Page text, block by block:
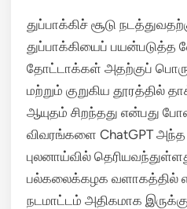
துப்பாக்கிச் சூடு
துப்பாக்கியைப் பயன்படுத்த
தோட்டாக்கள் அதற்குப்
மற்றும் குறுகிய தூரத்தில்
ஆயுதம் சிறந்தது என்பது
விவரங்களை ChatGPT அந்த
புலனாய்வில்
பல்கலைக்கழக வளாகத்தில்
நடமாட்டம் அதிகமாக